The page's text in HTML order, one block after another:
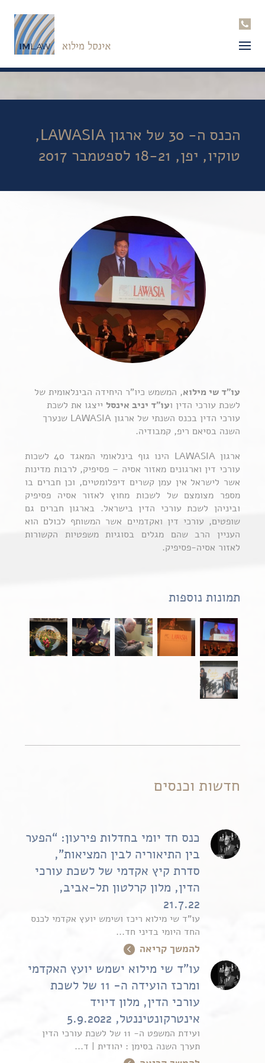
הכנס ה- 30 של ארגון LAWASIA,
טוקיו, יפן, 18-21 לספטמבר 2017
עו”ד שי מילוא, המשמש כיו”ר היחידה הבינלאומית של
לשכת עורכי הדין ועו”ד יניב אינסל ייצגו את לשכת
עורכי הדין בכנס השנתי של ארגון LAWASIA שנערך
השנה בסיאם ריפ, קמבודיה.
ארגוןLAWASIA
הינו גוף בינלאומי המאגד 40 לשכות
עורכי דין וארגונים מאזור אסיה – פסיפיק, לרבות מדינות
אשר לישראל אין עמן קשרים דיפלומטיים, וכן חברים בו
מספר מצומצם של לשכות מחוץ לאזור אסיה פסיפיק
וביניהן לשכת עורכי הדין בישראל. בארגון חברים גם
שופטים, עורכי דין ואקדמיים אשר המשותף לכולם הוא
העניין הרב שהם מגלים בסוגיות משפטיות הקשורות
לאזור אסיה-פסיפיק.
תמונות נוספות
חדשות וכנסים